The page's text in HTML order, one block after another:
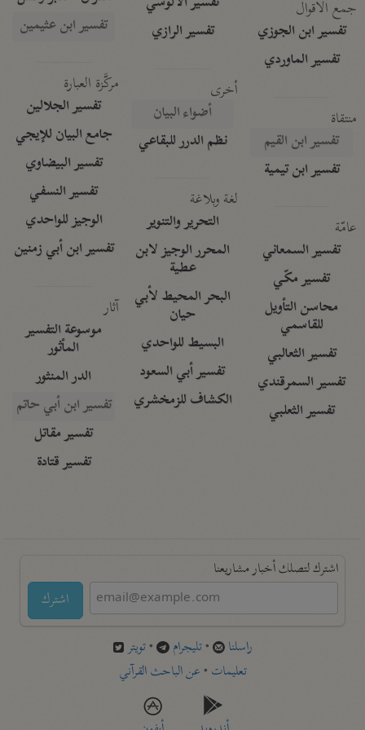
جمع الأقوال
تفسير ابن الجوزي
تفسير الماوردي
منتقاة
تفسير ابن القيم
تفسير ابن تيمية
عامّة
تفسير السمعاني
تفسير مكّي
محاسن التأويل
للقاسمي
تفسير الثعالبي
تفسير السمرقندي
تفسير الثعلبي
تفسير الرازي
أخرى
أضواء البيان
نظم الدرر للبقاعي
لغة وبلاغة
التحرير والتنوير
المحرر الوجيز لابن
عطية
البحر المحيط لأبي
حيان
البسيط للواحدي
تفسير أبي السعود
الكشاف للزمخشري
تفسير ابن عثيمين
مركَّزة العبارة
تفسير الجلالين
جامع البيان للإيجي
تفسير البيضاوي
تفسير النسفي
الوجيز للواحدي
تفسير ابن أبي زمنين
آثار
موسوعة التفسير
المأثور
الدر المنثور
تفسير ابن أبي حاتم
تفسير مقاتل
تفسير قتادة
اشترك لتصلك أخبار مشاريعنا
اشترك
راسلنا •تليجرام •تويتر
تعليمات •عن الباحث القرآني